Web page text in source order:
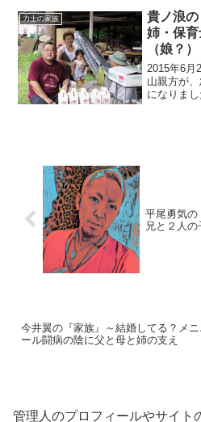
力士の家族
貴ノ浪の
姉・保
（娘？）
2015年6月
山親方が
になりま
平尾勇気の
兄と２人
今井翼の『家族』～結婚してる？メニ
ール闘病の陰に父と母と姉の支え
管理人のプロフィールやサイト